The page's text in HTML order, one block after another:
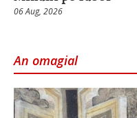
06 Aug, 2026
An omagial